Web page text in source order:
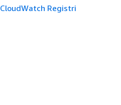
CloudWatch Registri